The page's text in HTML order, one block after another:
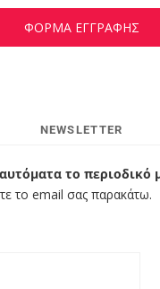
ΦΟΡΜΑ ΕΓΓΡΑΦΗΣ
NEWSLETTER
αυτόματα το περιοδικό
το email σας παρακάτω.